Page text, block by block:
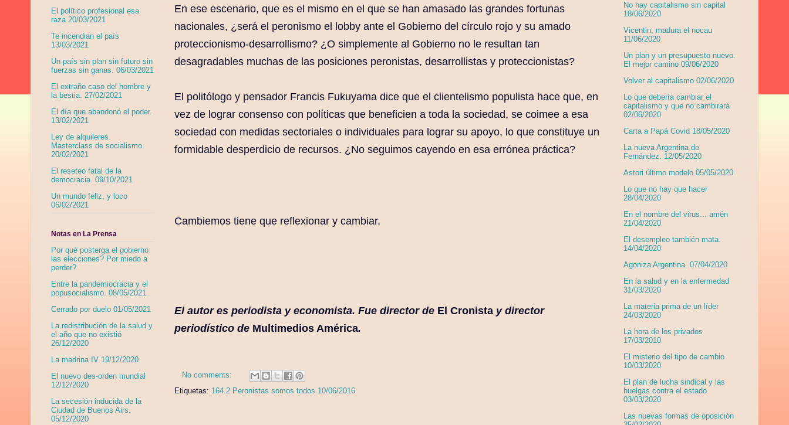
En ese escenario, que es el mismo en el que se han amasado las grandes fortunas
nacionales, ¿será el peronismo el lobby ante el Gobierno del círculo rojo y su amado
proteccionismo-desarrollismo? ¿O simplemente al Gobierno no le resultan tan
desagradables muchas de las posiciones peronistas, desarrollistas y proteccionistas?
El politólogo y pensador Francis Fukuyama dice que el clientelismo populista hace que, en
vez de lograr consenso con políticas que beneficien a toda la sociedad, se coimee a esa
sociedad con medidas sectoriales o individuales para lograr su apoyo, lo que constituye un
formidable desperdicio de recursos. ¿No seguimos cayendo en esa errónea práctica?
Cambiemos tiene que reflexionar y cambiar.
El autor es periodista y economista. Fue director de El Cronista y director
periodístico de Multimedios América.
No comments:
Etiquetas: 164.2 Peronistas somos todos 10/06/2016
El político profesional esa
raza 20/03/2021
Te incendian el país
13/03/2021
Un país sin plan sin futuro sin
fuerzas sin ganas. 06/03/2021
El extraño caso del hombre y
la bestia. 27/02/2021
El día que abandonó el poder.
13/02/2021
Ley de alquileres.
Masterclass de socialismo.
20/02/2021
El reseteo fatal de la
democracia. 09/10/2021
Un mundo feliz, y loco
06/02/2021
Notas en La Prensa
Por qué posterga el gobierno
las elecciones? Por miedo a
perder?
Entre la pandemiocracia y el
popusocialismo. 08/05/2021
Cerrado por duelo 01/05/2021
La redistribución de la salud y
el año que no existió
26/12/2020
La madrina IV 19/12/2020
El nuevo des-orden mundial
12/12/2020
La secesión inducida de la
Ciudad de Buenos Airs.
05/12/2020
No hay capitalismo sin capital
18/06/2020
Vicentin, madura el nocau
11/06/2020
Un plan y un presupuesto nuevo.
El mejor camino 09/06/2020
Volver al capitalismo 02/06/2020
Lo que debería cambiar el
capitalismo y que no cambirará
02/06/2020
Carta a Papá Covid 18/05/2020
La nueva Argentina de
Fernández. 12/05/2020
Astori último modelo 05/05/2020
Lo que no hay que hacer
28/04/2020
En el nombre del virus... amén
21/04/2020
El desempleo también mata.
14/04/2020
Agoniza Argentina. 07/04/2020
En la salud y en la enfermedad
31/03/2020
La materia prima de un líder
24/03/2020
La hora de los privados
17/03/2010
El misterio del tipo de cambio
10/03/2020
El plan de lucha sindical y las
huelgas contra el estado
03/03/2020
Las nuevas formas de oposición